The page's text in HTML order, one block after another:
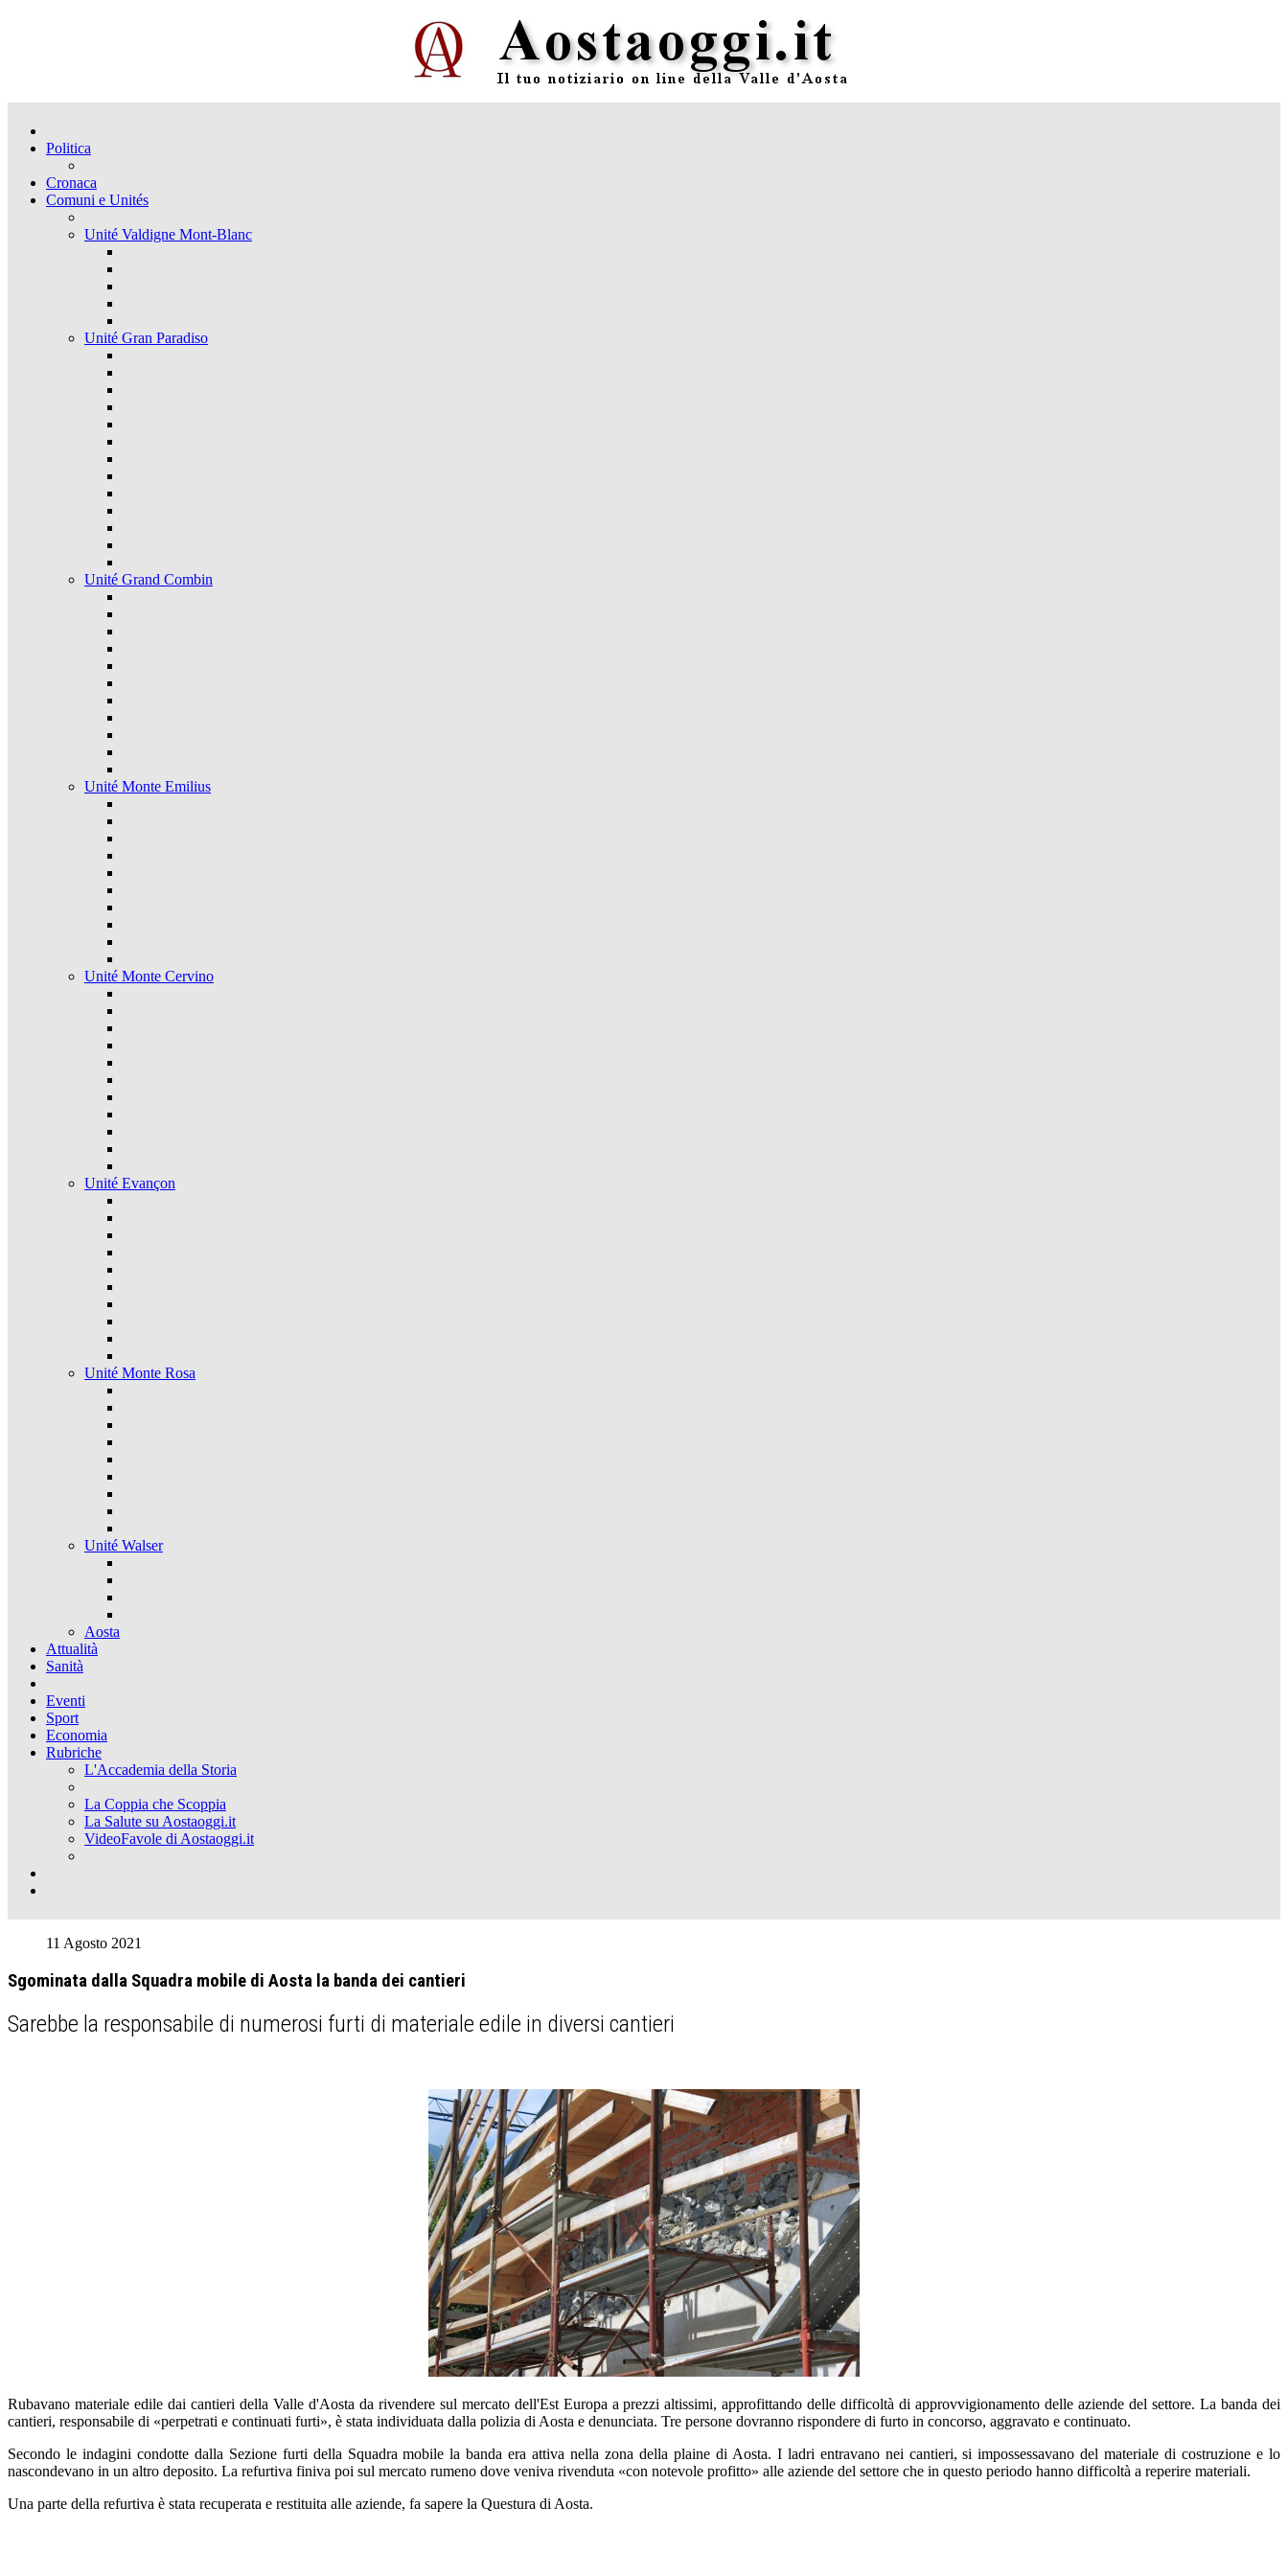
Politica
Cronaca
Comuni e Unités
Unité Valdigne Mont-Blanc
Unité Gran Paradiso
Unité Grand Combin
Unité Monte Emilius
Unité Monte Cervino
Unité Evançon
Unité Monte Rosa
Unité Walser
Aosta
Attualità
Sanità
Eventi
Sport
Economia
Rubriche
L'Accademia della Storia
La Coppia che Scoppia
La Salute su Aostaoggi.it
VideoFavole di Aostaoggi.it
11 Agosto 2021
Sgominata dalla Squadra mobile di Aosta la banda dei cantieri
Sarebbe la responsabile di numerosi furti di materiale edile in diversi cantieri
Rubavano materiale edile dai cantieri della Valle d'Aosta da rivendere sul mercato dell'Est Europa a prezzi altissimi, approfittando delle difficoltà di approvvigionamento delle aziende del settore. La banda dei
cantieri, responsabile di «perpetrati e continuati furti», è stata individuata dalla polizia di Aosta e denunciata. Tre persone dovranno rispondere di furto in concorso, aggravato e continuato.
Secondo le indagini condotte dalla Sezione furti della Squadra mobile la banda era attiva nella zona della plaine di Aosta. I ladri entravano nei cantieri, si impossessavano del materiale di costruzione e lo
nascondevano in un altro deposito. La refurtiva finiva poi sul mercato rumeno dove veniva rivenduta «con notevole profitto» alle aziende del settore che in questo periodo hanno difficoltà a reperire materiali.
Una parte della refurtiva è stata recuperata e restituita alle aziende, fa sapere la Questura di Aosta.